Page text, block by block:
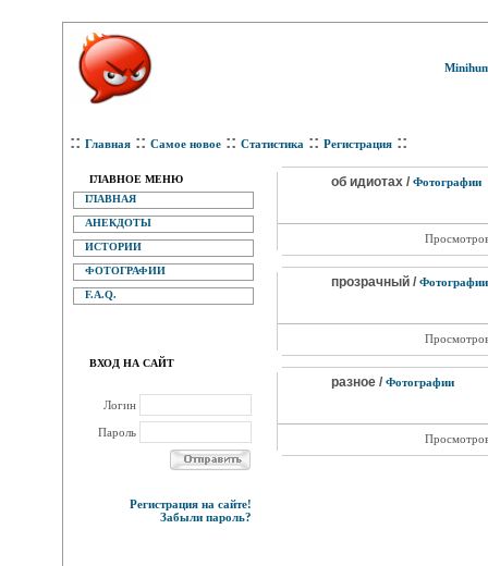
:: Главная :: Самое новое :: Статистика :: Регистрация ::
ГЛАВНОЕ МЕНЮ
ГЛАВНАЯ
АНЕКДОТЫ
ИСТОРИИ
ФОТОГРАФИИ
F.A.Q.
ВХОД НА САЙТ
Логин
Пароль
Регистрация на сайте!
Забыли пароль?
об идиотах / Фотографии
прозрачный / Фотографии
разное / Фотографии